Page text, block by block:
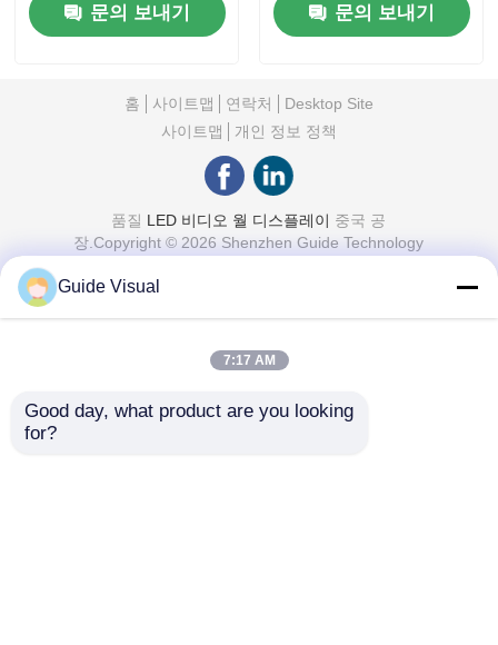
문의 보내기
문의 보내기
홈 사이트맵 연락처
Desktop Site
사이트맵
개인 정보 정책
품질 LED 비디오 월 디스플레이 중국 공
장.Copyright © 2026 Shenzhen Guide Technology
Guide Visual
7:17 AM
Good day, what product are you looking
for?